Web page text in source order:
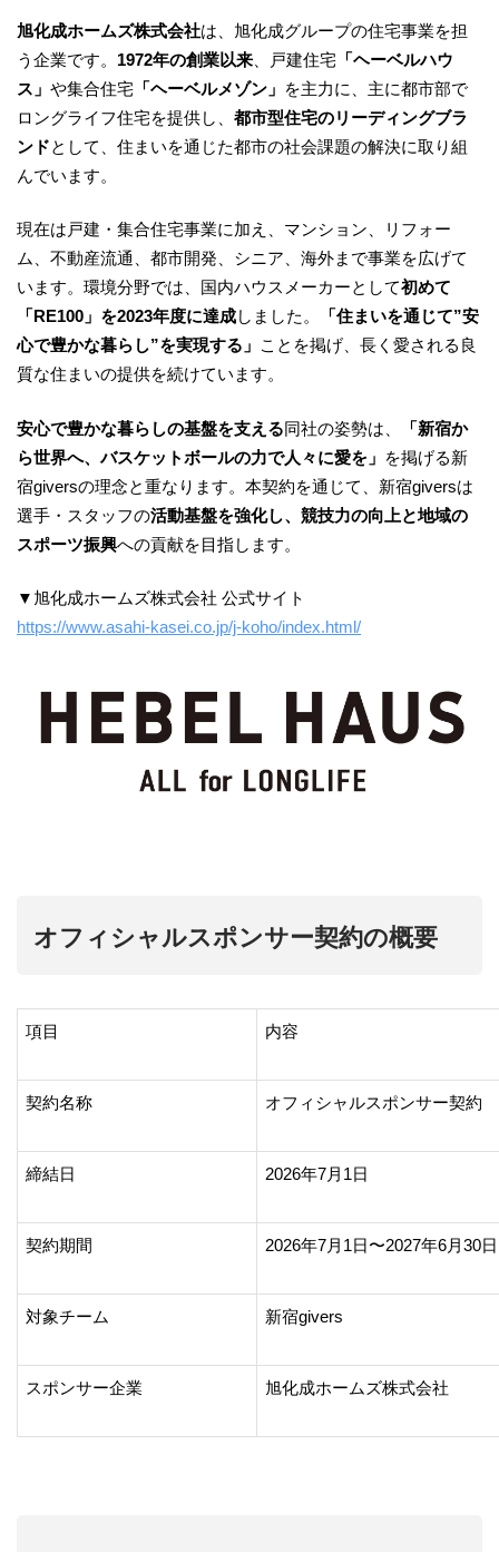
旭化成ホームズ株式会社は、旭化成グループの住宅事業を担
う企業です。 1972年の創業以来 、戸建住宅 「ヘーベルハウ
ス」 や集合住宅 「ヘーベルメゾン」 を主力に、主に都市部で
ロングライフ住宅を提供し、 都市型住宅のリーディングブラ
ンドとして、住まいを通じた都市の社会課題の解決に取り組
んでいます。
現在は戸建・集合住宅事業に加え、マンション、リフォー
ム、不動産流通、都市開発、シニア、海外まで事業を広げて
います。環境分野では、国内ハウスメーカーとして初めて
「RE100」を2023年度に達成しました。
「住まいを通じて”安
心で豊かな暮らし”を実現する」 ことを掲げ、長く愛される良
質な住まいの提供を続けています。
安心で豊かな暮らしの基盤を支える同社の姿勢は、
「新宿か
ら世界へ、バスケットボールの力で人々に愛を」 を掲げる新
宿giversの理念と重なります。本契約を通じて、新宿giversは
選手・スタッフの活動基盤を強化し、競技力の向上と地域の
スポーツ振興への貢献を目指します。
▼旭化成ホームズ株式会社 公式サイト
https://www.asahi-kasei.co.jp/j-koho/index.html/
オフィシャルスポンサー契約の概要
項目 内容
契約名称 オフィシャルスポンサー契約
締結日 2026年7月1日
契約期間 2026年7月1日〜2027年6月30
対象チーム 新宿givers
スポンサー企業 旭化成ホームズ株式会社